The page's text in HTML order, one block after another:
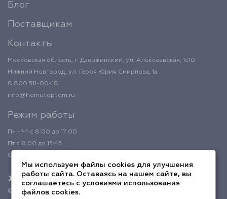
Блог
Поставщикам
Контакты
Московская область, г. Дзержинский, ул. Алексеевская, 1с10
Нижний Новгород, ул. Героя Юрия Смирнова, 1а
8 800 511-00-18
info@homutoptom.ru
Режим работы
Пн - Чт с 8:00 до 17:00
Пт с 8:00 до 15:45
Обед с 12:00 до 12:45
© 2026 ХомутОптом
Мы используем файлы cookies для улучшения
работы сайта. Оставаясь на нашем сайте, вы
соглашаетесь с условиями использования
файлов cookies.